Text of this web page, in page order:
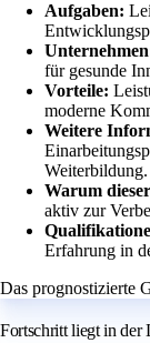
Aufgaben:
für gesunde
Vorteile:
moderne
Weitere
Weiterbildung.
Warum
aktiv zur
Erfahrung in
Das prognostizierte
Fortschritt liegt in